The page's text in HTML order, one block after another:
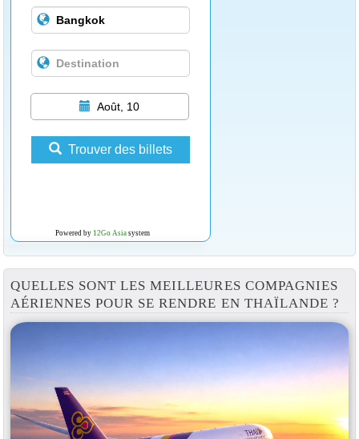
Août, 10
Trouver des billets
Powered by 12Go Asiasystem
QUELLES SONT LES MEILLEURES COMPAGNIES
AÉRIENNES POUR SE RENDRE EN THAÏLANDE ?